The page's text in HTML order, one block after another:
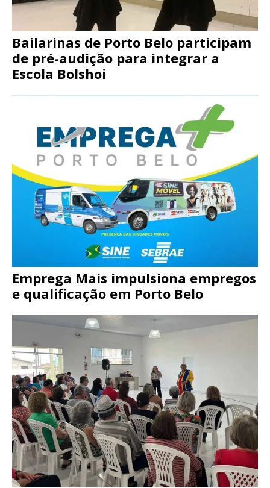
Bailarinas de Porto Belo participam
de pré-audição para integrar a
Escola Bolshoi
Emprega Mais impulsiona empregos
e qualificação em Porto Belo